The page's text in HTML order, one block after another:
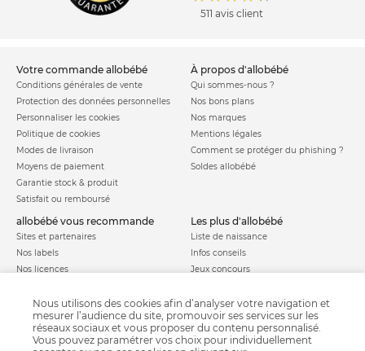
511 avis client
votre commande allobébé
Conditions générales de vente
Protection des données personnelles
Personnaliser les cookies
Politique de cookies
Modes de livraison
Moyens de paiement
Garantie stock & produit
Satisfait ou remboursé
à propos d'allobébé
Qui sommes-nous ?
Nos bons plans
Nos marques
Mentions légales
Comment se protéger du phishing ?
Soldes allobébé
allobébé vous recommande
Sites et partenaires
Nos labels
Nos licences
les plus d'allobébé
Liste de naissance
Infos conseils
Jeux concours
Parrainage
Paiement sécurisé
Nous utilisons des cookies afin d’analyser votre navigation et
mesurer l’audience du site, promouvoir ses services sur les
réseaux sociaux et vous proposer du contenu personnalisé.
Vous pouvez paramétrer vos choix pour individuellement